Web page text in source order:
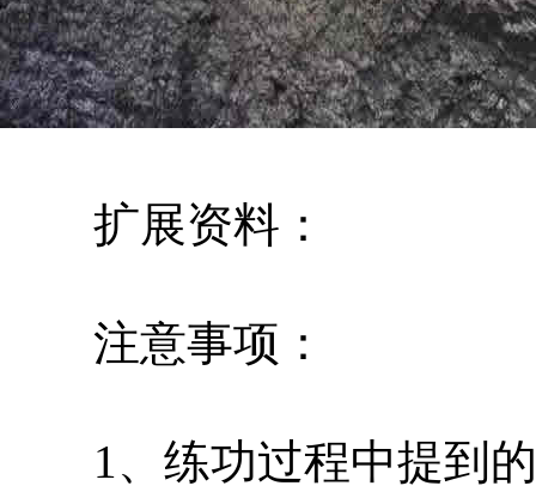
扩展资料：
注意事项：
1、练功过程中提到的